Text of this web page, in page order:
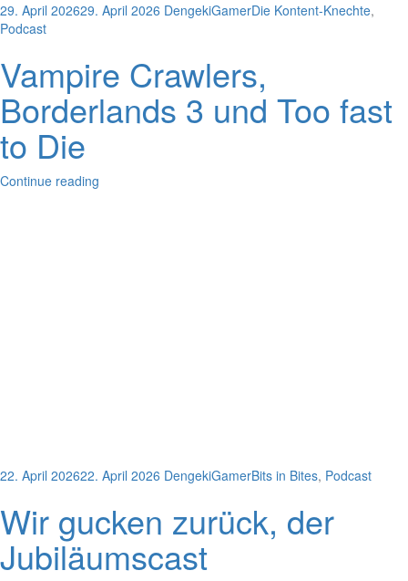
29. April 202629. April 2026 DengekiGamerDie Kontent-Knechte,
Podcast
Vampire Crawlers,
Borderlands 3 und Too fast
to Die
Continue reading
22. April 202622. April 2026 DengekiGamerBits in Bites, Podcast
Wir gucken zurück, der
Jubiläumscast